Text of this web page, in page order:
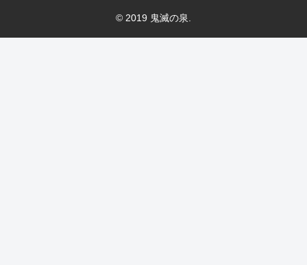
© 2019 鬼滅の泉.